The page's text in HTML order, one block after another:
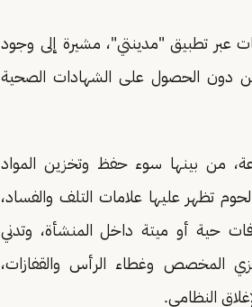
عبر تطبيق "مدينتي"، مشيرة إلى وجود
دون الحصول على الشهادات الصحية
جولات تفتيشية عن 26 مخالفة متنوعة، من بينها سوء حفظ وتخزين المواد
تظهر عليها علامات التلف والفساد،
حية أو ميتة داخل المنشأة، وتدني
المخصص وغطاء الرأس والقفازات،
النظامي.